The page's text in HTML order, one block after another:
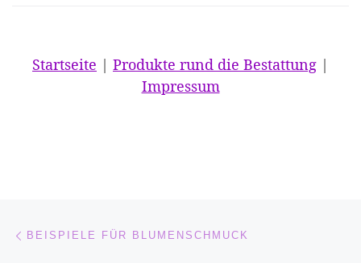
Startseite | Produkte rund die Bestattung |
Impressum
Beitragsnavigation
BEISPIELE FÜR BLUMENSCHMUCK